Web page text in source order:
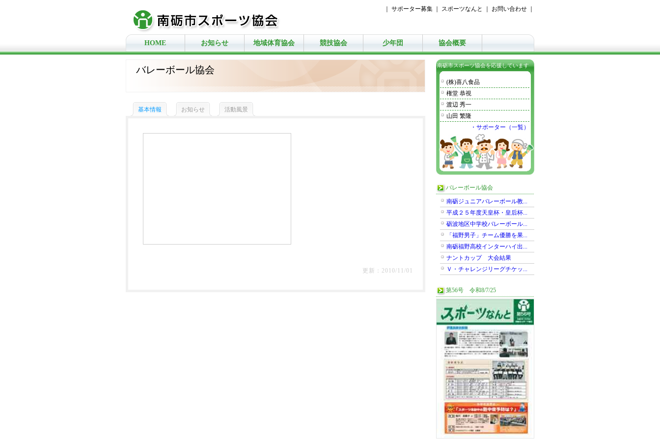
サポーター募集 スポーツなんと お問い合わせ
HOME お知らせ 地域体育協会 競技協会 少年団 協会概要
バレーボール協会
基本情報 お知らせ 活動風景
更新：2010/11/01
南砺市スポーツ協会を応援しています
(株)喜八食品
権堂 恭視
渡辺 秀一
山田 繁隆
・サポーター（一覧）
バレーボール協会
南砺ジュニアバレーボール教...
平成２５年度天皇杯・皇后杯...
砺波地区中学校バレーボール...
「福野男子」チーム優勝を果...
南砺福野高校インターハイ出...
ナントカップ 大会結果
Ｖ・チャレンジリーグチケッ...
第56号 令和8/7/25